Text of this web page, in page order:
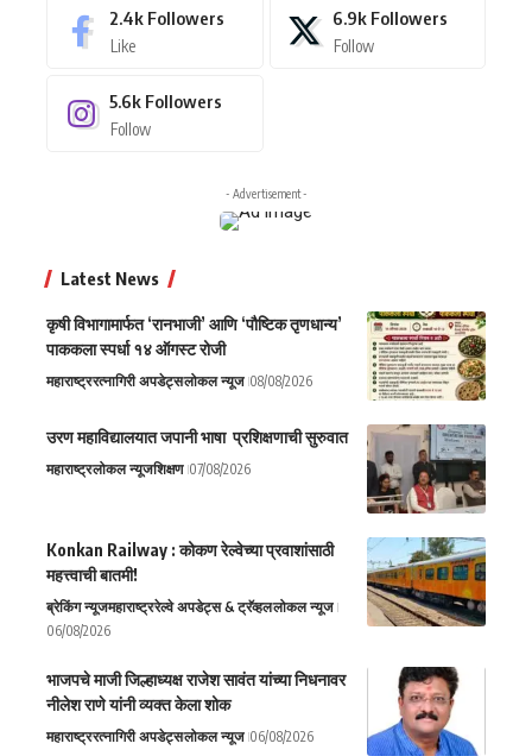
2.4k Followers
Like
6.9k Followers
Follow
5.6k Followers
Follow
- Advertisement -
Latest News
कृषी विभागामार्फत ‘रानभाजी’ आणि ‘पौष्टिक तृणधान्य’
पाककला स्पर्धा १४ ऑगस्ट रोजी
महाराष्ट्ररत्नागिरी अपडेट्सलोकल न्यूज 08/08/2026
उरण महाविद्यालयात जपानी भाषा प्रशिक्षणाची सुरुवात
महाराष्ट्रलोकल न्यूजशिक्षण 07/08/2026
Konkan Railway : कोकण रेल्वेच्या प्रवाशांसाठी
महत्त्वाची बातमी!
ब्रेकिंग न्यूजमहाराष्ट्ररेल्वे अपडेट्स & ट्रॅव्हललोकल न्यूज
06/08/2026
भाजपचे माजी जिल्हाध्यक्ष राजेश सावंत यांच्या निधनावर
नीलेश राणे यांनी व्यक्त केला शोक
महाराष्ट्ररत्नागिरी अपडेट्सलोकल न्यूज 06/08/2026